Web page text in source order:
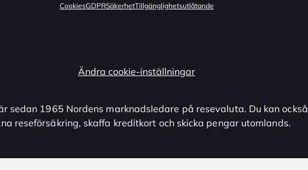
CookiesGDPRSäkerhetTillgänglighetsutlåtande
Ändra cookie-inställningar
sedan 1965 Nordens marknadsledare på resevaluta. Du kan också
reseförsäkring, skaffa kreditkort och skicka pengar utomlands.